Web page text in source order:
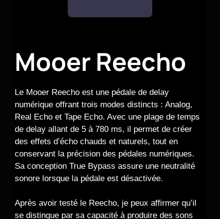
Mooer Reecho
Le Mooer Reecho est une pédale de delay
numérique offrant trois modes distincts : Analog,
Real Echo et Tape Echo. Avec une plage de temps
de delay allant de 5 à 780 ms, il permet de créer
des effets d’écho chauds et naturels, tout en
conservant la précision des pédales numériques.
Sa conception True Bypass assure une neutralité
sonore lorsque la pédale est désactivée.
Après avoir testé le Reecho, je peux affirmer qu’il
se distingue par sa capacité à produire des sons